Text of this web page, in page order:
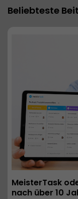
Beliebteste
MeisterTask
nach über 10